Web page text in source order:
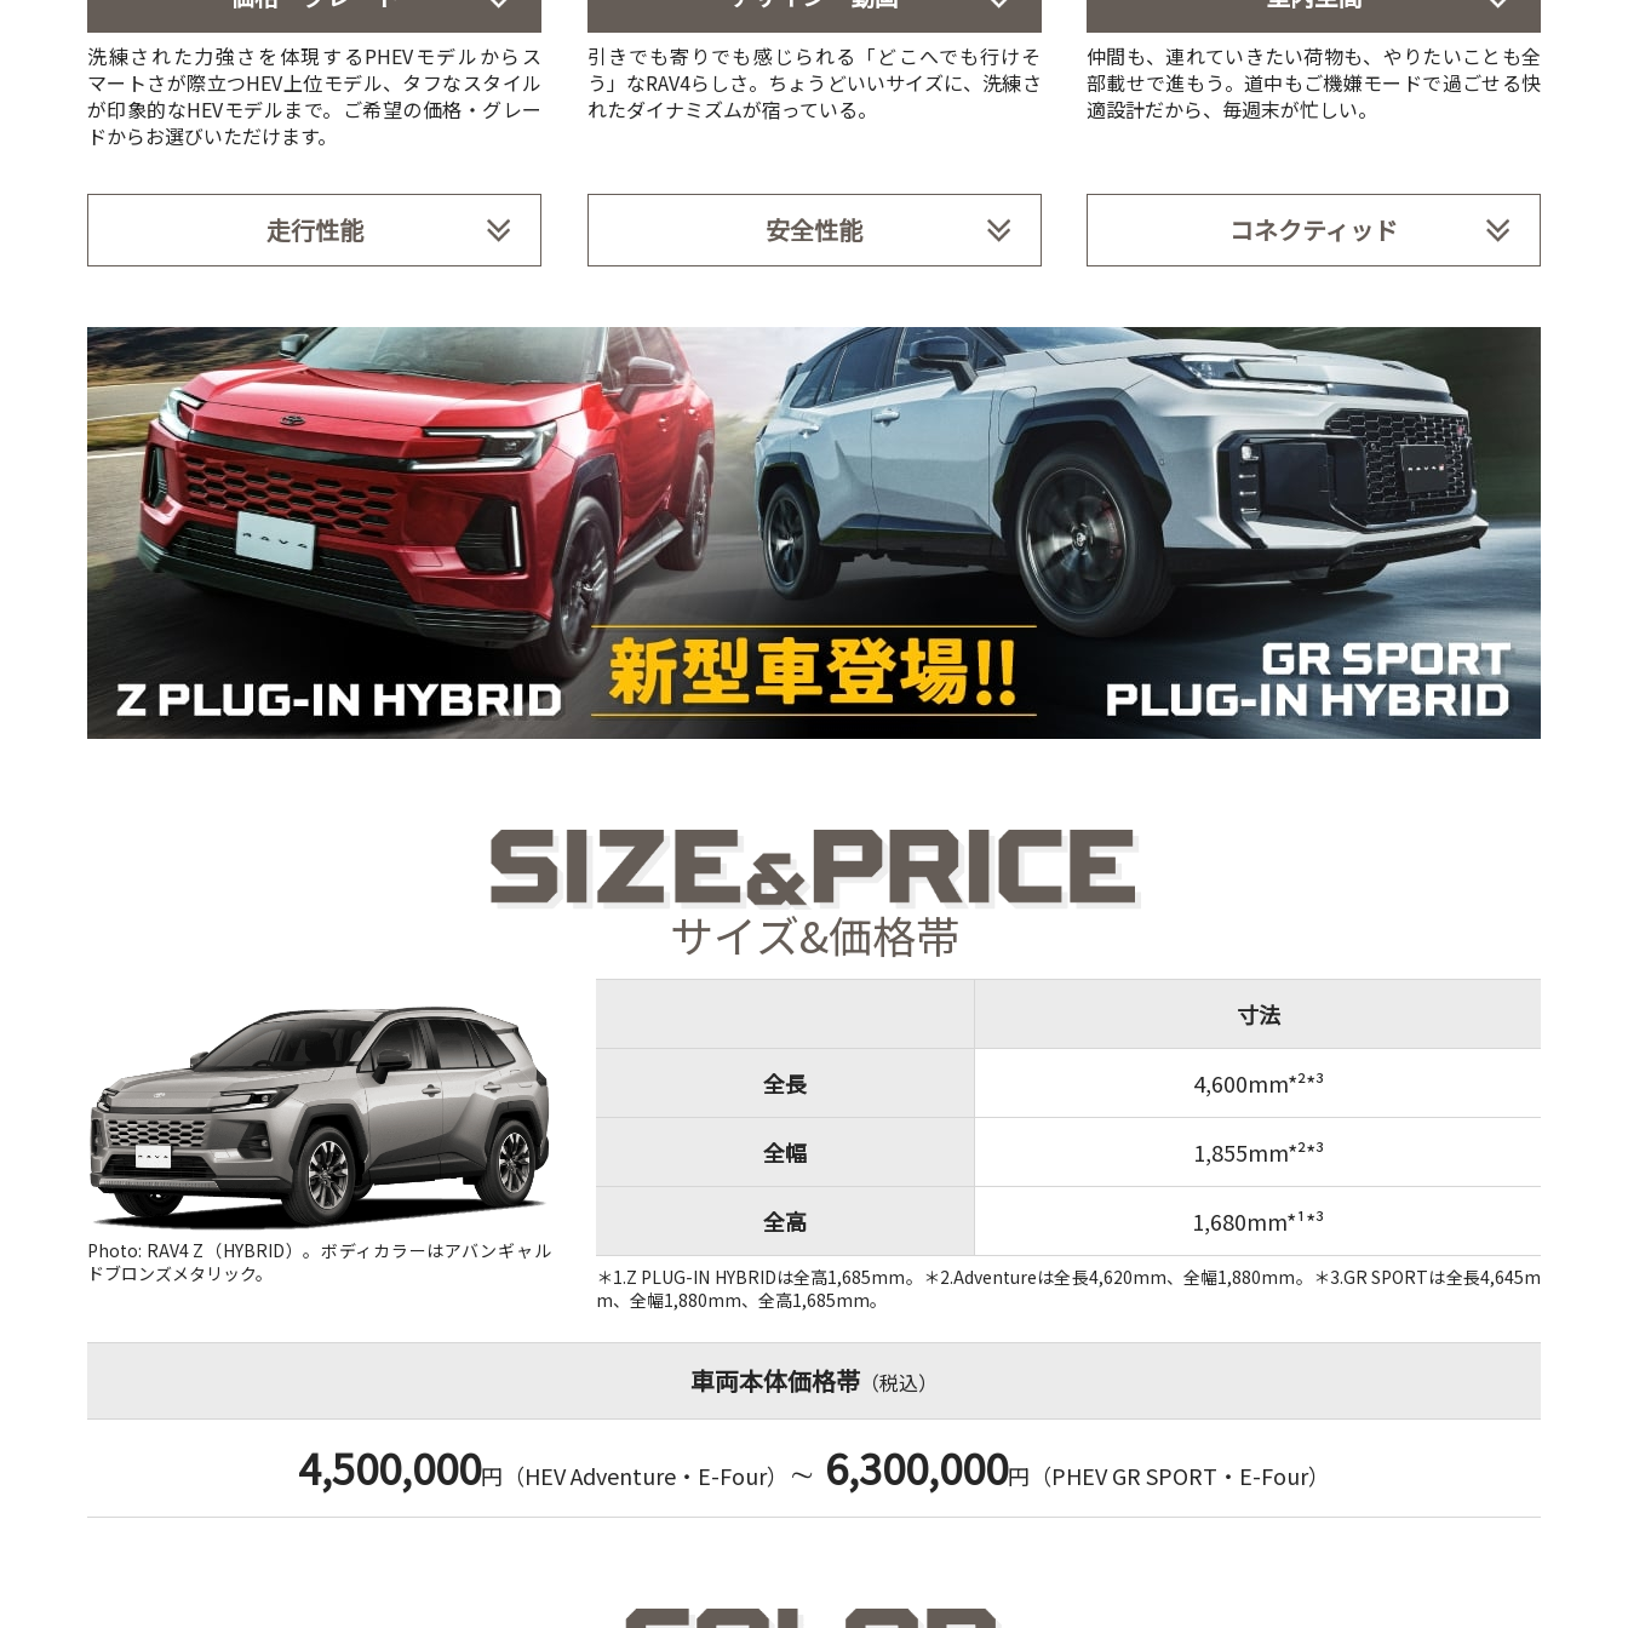
洗練された力強さを体現するPHEVモデルからス
マートさが際立つHEV上位モデル、タフなスタイル
が印象的なHEVモデルまで。ご希望の価格・グレー
ドからお選びいただけます。
引きでも寄りでも感じられる「どこへでも行けそ
う」なRAV4らしさ。ちょうどいいサイズに、洗練さ
れたダイナミズムが宿っている。
仲間も、連れていきたい荷物も、やりたいことも全
部載せで進もう。道中もご機嫌モードで過ごせる快
適設計だから、毎週末が忙しい。
走行性能 安全性能 コネクティッド
サイズ&価格帯
Photo: RAV4 Z（HYBRID）。ボディカラーはアバンギャル
ドブロンズメタリック。
寸法
全長 4,600mm*²*³
全幅 1,855mm*²*³
全高 1,680mm*¹*³
＊1.Z PLUG-IN HYBRIDは全高1,685mm。＊2.Adventureは全長4,620mm、全幅1,880mm。＊3.GR SPORTは全長4,645m
m、全幅1,880mm、全高1,685mm。
車両本体価格帯 （税込）
4,500,000円 （HEV Adventure・E-Four） ∼ 6,300,000円 （PHEV GR SPORT・E-Four）